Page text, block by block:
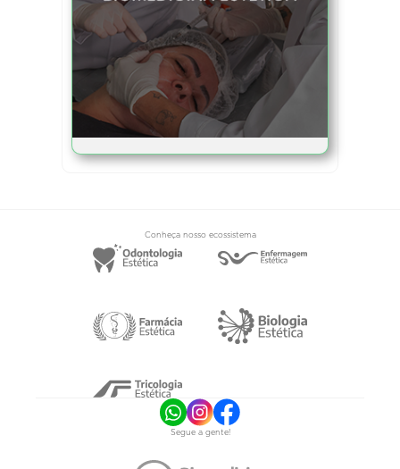
Conheça nosso ecossistema
Segue a gente!